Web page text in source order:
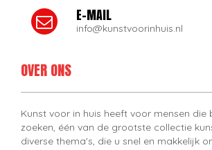
E-MAIL
info@kunstvoorinhuis.nl
OVER ONS
Kunst voor in huis heeft voor mensen
zoeken, één van de grootste collectie
diverse thema's, die u snel en makkelijk